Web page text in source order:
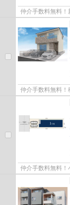
仲介手数料無料
仲介手数料無料
仲介手数料無料